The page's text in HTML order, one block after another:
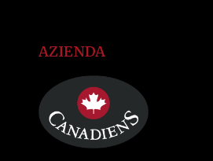
AZIENDA